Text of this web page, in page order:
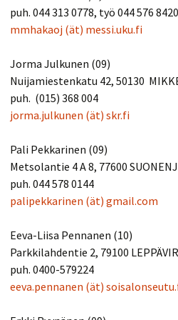
puh. 044 313 0778, työ 044 576 8420
mmhakaoj (ät) messi.uku.fi
Jorma Julkunen (09)
Nuijamiestenkatu 42, 50130
puh. (015) 368 004
jorma.julkunen (ät) skr.fi
Pali Pekkarinen (09)
Metsolantie 4 A 8, 77600
puh. 044 578 0144
palipekkarinen (ät) gmail.com
Eeva-Liisa Pennanen (10)
Parkkilahdentie 2, 79100
puh. 0400-579224
eeva.pennanen (ät)